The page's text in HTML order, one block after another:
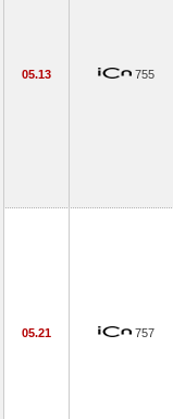
05.13 755
05.21 757